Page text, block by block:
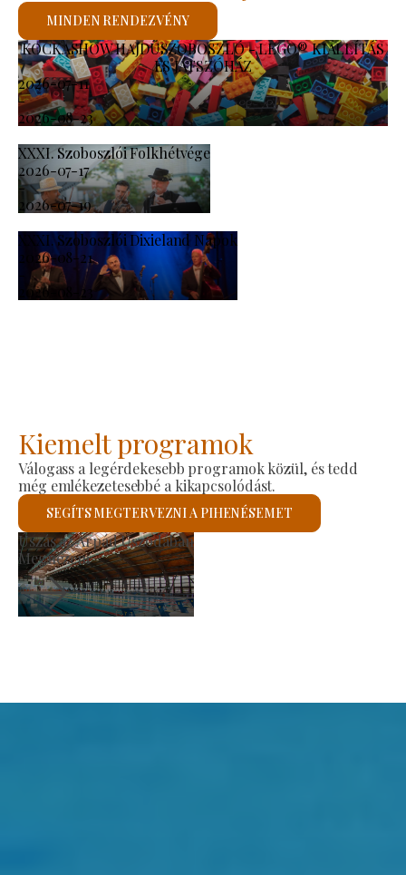
KOCKASHOW HAJDÚSZOBOSZLÓ - LEGO® KIÁLLÍTÁS
ÉS JÁTSZÓHÁZ
2026-07-11
-
2026-08-23
XXXI. Szoboszlói Folkhétvége
2026-07-17
-
2026-07-19
XXXI. Szoboszlói Dixieland Napok
2026-08-21
-
2026-08-23
MINDEN RENDEZVÉNY
Kiemelt programok
Válogass a legérdekesebb programok közül, és tedd
még emlékezetesebbé a kikapcsolódást.
SEGÍTS MEGTERVEZNI A PIHENÉSEMET
Szent László Római Katolikus Templom
Megnézem